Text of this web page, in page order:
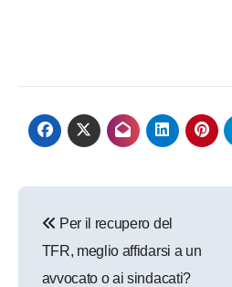
articoli
Per il recupero del
TFR, meglio affidarsi a un
avvocato o ai sindacati?